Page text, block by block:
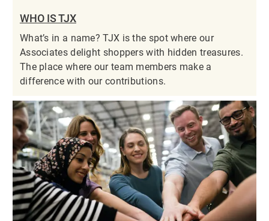
WHO IS TJX
What’s in a name? TJX is the spot where our
Associates delight shoppers with hidden treasures.
The place where our team members make a
difference with our contributions.